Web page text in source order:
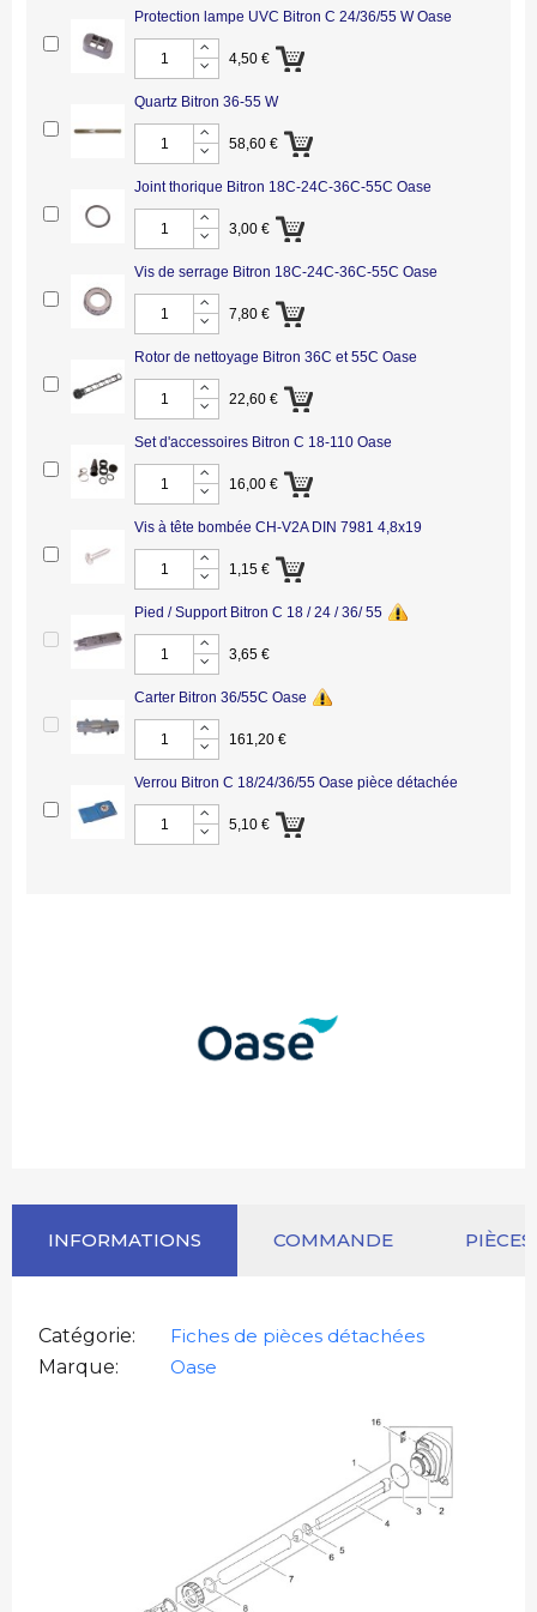
Protection lampe UVC Bitron C 24/36/55 W Oase
4,50 €
Quartz Bitron 36-55 W
58,60 €
Joint thorique Bitron 18C-24C-36C-55C Oase
3,00 €
Vis de serrage Bitron 18C-24C-36C-55C Oase
7,80 €
Rotor de nettoyage Bitron 36C et 55C Oase
22,60 €
Set d'accessoires Bitron C 18-110 Oase
16,00 €
Vis à tête bombée CH-V2A DIN 7981 4,8x19
1,15 €
Pied / Support Bitron C 18 / 24 / 36/ 55
3,65 €
Carter Bitron 36/55C Oase
161,20 €
Verrou Bitron C 18/24/36/55 Oase pièce détachée
5,10 €
INFORMATIONS COMMANDE
Catégorie
Fiches de pièces détachées
Marque
Oase